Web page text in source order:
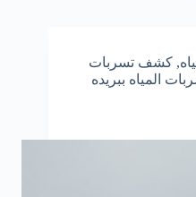
, كشف تسربات
المياه ببريده